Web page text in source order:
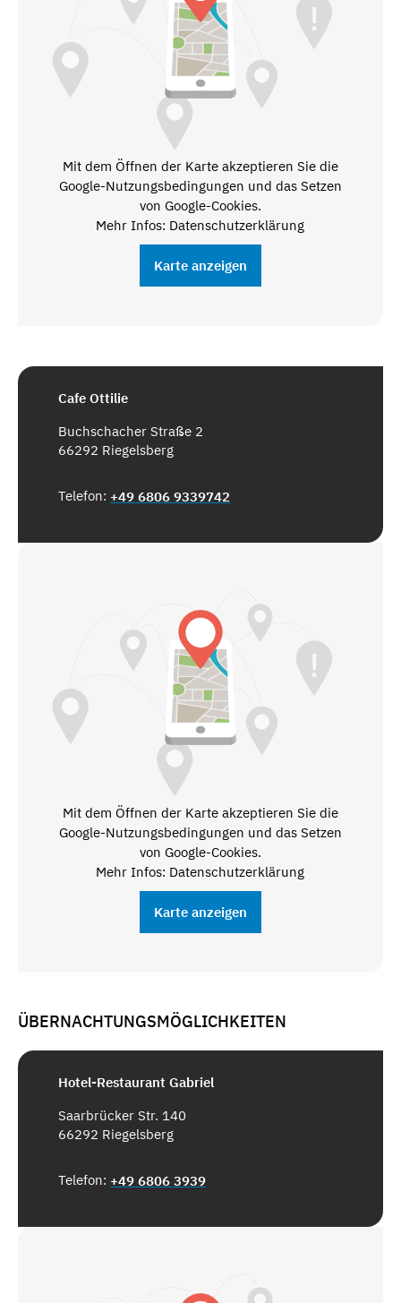
Mit dem Öffnen der Karte akzeptieren Sie die
Google-Nutzungsbedingungen und das Setzen
von Google-Cookies.
Mehr Infos: Datenschutzerklärung
Karte anzeigen
Cafe Ottilie
Buchschacher Straße 2
66292 Riegelsberg
Telefon: +49 6806 9339742
Mit dem Öffnen der Karte akzeptieren Sie die
Google-Nutzungsbedingungen und das Setzen
von Google-Cookies.
Mehr Infos: Datenschutzerklärung
Karte anzeigen
ÜBERNACHTUNGSMÖGLICHKEITEN
Hotel-Restaurant Gabriel
Saarbrücker Str. 140
66292 Riegelsberg
Telefon: +49 6806 3939